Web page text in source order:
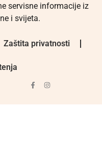
servisne informacije iz
i svijeta.
Zaštita privatnosti